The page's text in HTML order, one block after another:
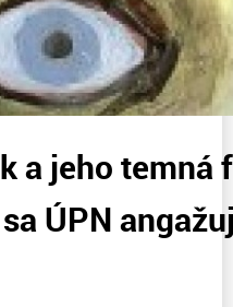
a jeho temná
ÚPN